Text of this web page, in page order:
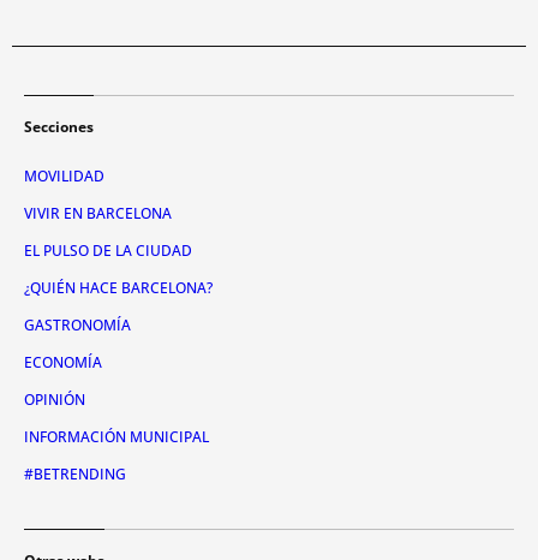
Secciones
MOVILIDAD
VIVIR EN BARCELONA
EL PULSO DE LA CIUDAD
¿QUIÉN HACE BARCELONA?
GASTRONOMÍA
ECONOMÍA
OPINIÓN
INFORMACIÓN MUNICIPAL
#BETRENDING